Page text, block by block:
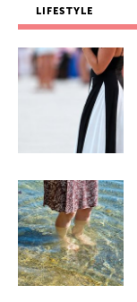
LIFESTYLE